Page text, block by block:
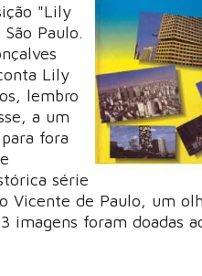
"Lily
Paulo.
Lily
lembro
a um
fora
série
Vicente de Paulo, um
imagens foram doadas